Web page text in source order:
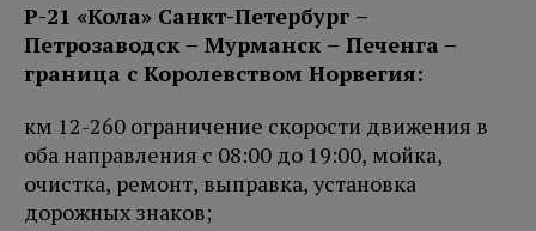
Р-21 «Кола» Санкт-Петербург –
Петрозаводск – Мурманск – Печенга –
граница с Королевством Норвегия:
км 12-260 ограничение скорости движения в
оба направления с 08:00 до 19:00, мойка,
очистка, ремонт, выправка, установка
дорожных знаков;